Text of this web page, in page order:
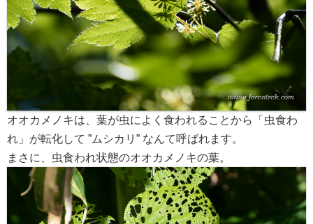
オオカメノキは、葉が虫によく食われることから「虫食わ
れ」が転化して ”ムシカリ” なんて呼ばれます。
まさに、虫食われ状態のオオカメノキの葉。